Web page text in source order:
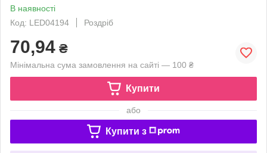
В наявності
Код: LED04194
Роздріб
70,94 ₴
Мінімальна сума замовлення на сайті — 100 ₴
Купити
або
Купити з